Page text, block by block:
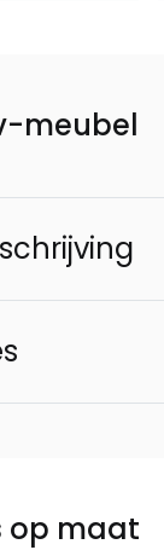
meubel
op maat